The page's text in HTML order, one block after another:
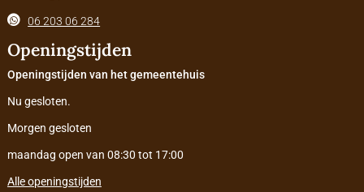
06 203 06 284
Openingstijden
Openingstijden van het gemeentehuis
Nu gesloten.
Morgen gesloten
maandag open van 08:30 tot 17:00
Alle openingstijden